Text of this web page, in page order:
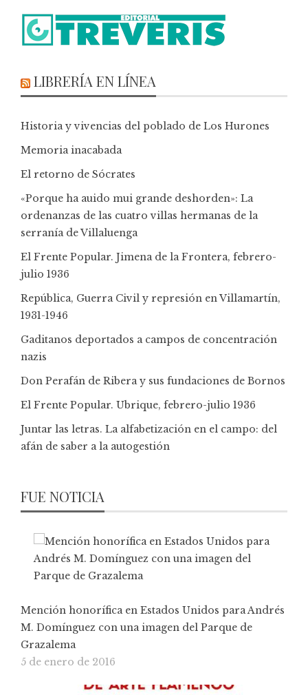
LIBRERÍA EN LÍNEA
Historia y vivencias del poblado de Los Hurones
Memoria inacabada
El retorno de Sócrates
«Porque ha auido mui grande deshorden»: La
ordenanzas de las cuatro villas hermanas de la
serranía de Villaluenga
El Frente Popular. Jimena de la Frontera, febrero-
julio 1936
República, Guerra Civil y represión en Villamartín,
1931-1946
Gaditanos deportados a campos de concentración
nazis
Don Perafán de Ribera y sus fundaciones de Bornos
El Frente Popular. Ubrique, febrero-julio 1936
Juntar las letras. La alfabetización en el campo: del
afán de saber a la autogestión
FUE NOTICIA
Mención honorífica en Estados Unidos para Andrés
M. Domínguez con una imagen del Parque de
Grazalema
5 de enero de 2016